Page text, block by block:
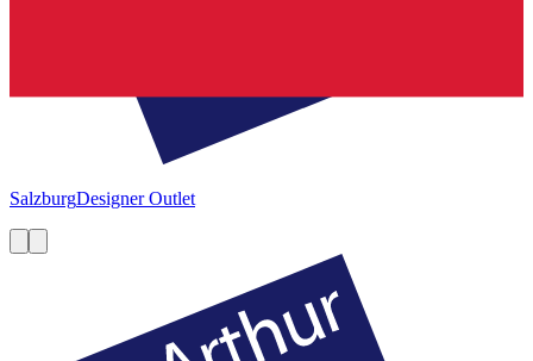
SalzburgDesigner Outlet